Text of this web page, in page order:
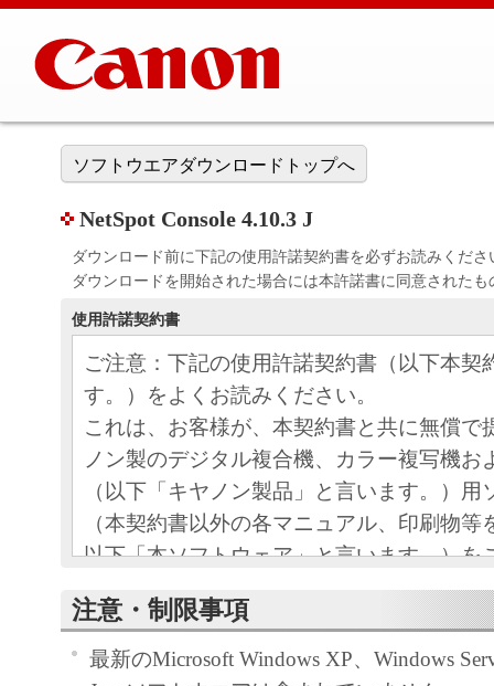
ソフトウエアダウンロードトップへ
NetSpot Console 4.10.3 J
ダウンロード前に下記の使用許諾契約書を必ずお読みくださ
ダウンロードを開始された場合には本許諾書に同意された
使用許諾契約書
ご注意：下記の使用許諾契約書（以下本契
す。）をよくお読みください。
これは、お客様が、本契約書と共に無償で
ノン製のデジタル複合機、カラー複写機お
（以下「キヤノン製品」と言います。）用
（本契約書以外の各マニュアル、印刷物等
以下「本ソフトウェア」と言います。）を
めの、お客様とキヤノン株式会社（以下キ
す。）との間の契約書です。
お客様は、『同意』を示す行為、または「
注意・制限事項
最新のMicrosoft Windows XP、Windows